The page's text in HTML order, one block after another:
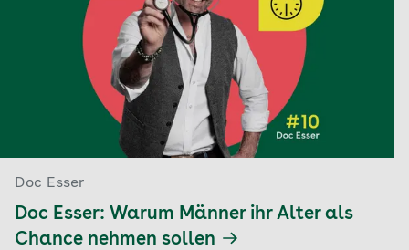
Doc Esser
Doc Esser: Warum Männer ihr Alter als
Chance nehmen sollen